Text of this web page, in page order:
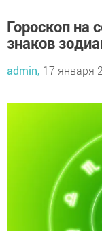
Гороскоп на
знаков
admin, 17 января